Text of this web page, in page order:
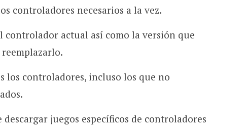
controladores necesarios a la vez.
controlador actual así como la versión que
los controladores, incluso los que no
juegos específicos de controladores